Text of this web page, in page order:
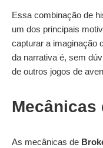
Essa combinação de
um dos principais
capturar a imaginação
da narrativa é, sem
de outros jogos de
Mecânicas
As mecânicas de